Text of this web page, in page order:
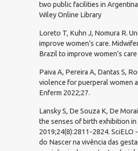
two public facilities in
Wiley Online Library
Loreto T, Kuhn J, Nomura R.
improve women’s care.
Brazil to improve women's
Paiva A, Pereira A, Dantas S,
violence for puerperal women
Enferm 2022;27.
Lansky S, De Souza K, De
the senses of birth exhibition
2019;24(8):2811-2824.
do Nascer na vivência das